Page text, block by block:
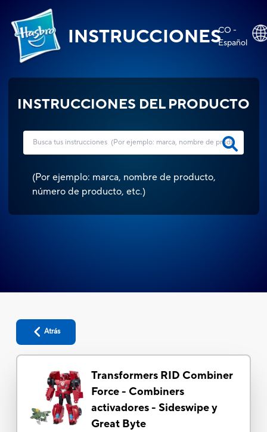
INSTRUCCIONESCO -
Español
INSTRUCCIONES DEL PRODUCTO
(Por ejemplo: marca, nombre de producto,
número de producto, etc.)
Atrás
Transformers RID Combiner
Force - Combiners
activadores - Sideswipe y
Great Byte